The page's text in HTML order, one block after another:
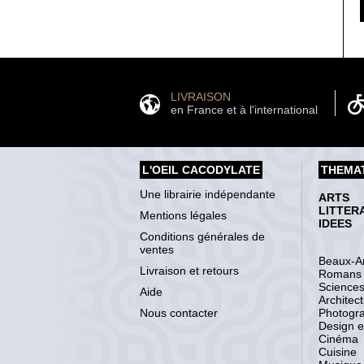
LIVRAISON
en France et à l'international
L'OEIL CACODYLATE
Une librairie indépendante
Mentions légales
Conditions générales de
ventes
Livraison et retours
Aide
Nous contacter
ARTS
IDEES
Beaux-
Romans
Design
Cinéma
Cuisine